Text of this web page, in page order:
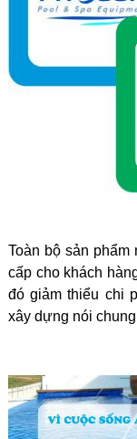
Toàn bộ sản
cấp cho khách
đó giảm thiểu chi
xây dựng nói